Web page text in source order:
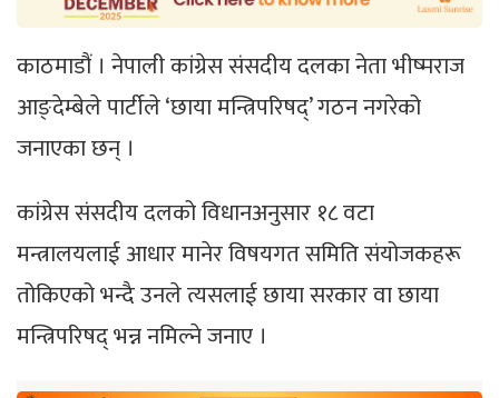
काठमाडौं । नेपाली कांग्रेस संसदीय दलका नेता भीष्मराज
आङ्देम्बेले पार्टीले ‘छाया मन्त्रिपरिषद्’ गठन नगरेको
जनाएका छन् ।
कांग्रेस संसदीय दलको विधानअनुसार १८ वटा
मन्त्रालयलाई आधार मानेर विषयगत समिति संयोजकहरू
तोकिएको भन्दै उनले त्यसलाई छाया सरकार वा छाया
मन्त्रिपरिषद् भन्न नमिल्ने जनाए ।